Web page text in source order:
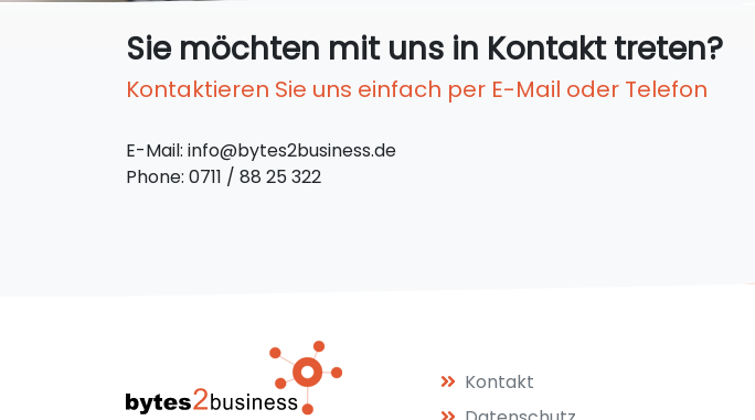
Sie möchten mit uns in Kontakt treten?
Kontaktieren Sie uns einfach per E-Mail oder Telefon
E-Mail: info@bytes2business.de
Phone: 0711 / 88 25 322
Kontakt